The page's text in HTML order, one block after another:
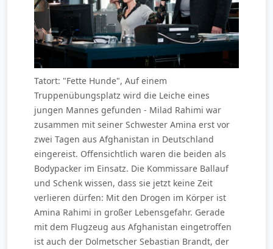
Tatort: "Fette Hunde", Auf einem
Truppenübungsplatz wird die Leiche eines
jungen Mannes gefunden - Milad Rahimi war
zusammen mit seiner Schwester Amina erst vor
zwei Tagen aus Afghanistan in Deutschland
eingereist. Offensichtlich waren die beiden als
Bodypacker im Einsatz. Die Kommissare Ballauf
und Schenk wissen, dass sie jetzt keine Zeit
verlieren dürfen: Mit den Drogen im Körper ist
Amina Rahimi in großer Lebensgefahr. Gerade
mit dem Flugzeug aus Afghanistan eingetroffen
ist auch der Dolmetscher Sebastian Brandt, der